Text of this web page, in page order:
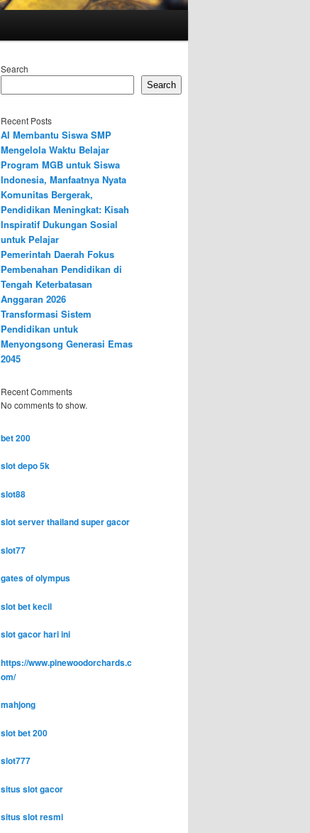
Search
Search
Recent Posts
AI Membantu Siswa SMP
Mengelola Waktu Belajar
Program MGB untuk Siswa
Indonesia, Manfaatnya Nyata
Komunitas Bergerak,
Pendidikan Meningkat: Kisah
Inspiratif Dukungan Sosial
untuk Pelajar
Pemerintah Daerah Fokus
Pembenahan Pendidikan di
Tengah Keterbatasan
Anggaran 2026
Transformasi Sistem
Pendidikan untuk
Menyongsong Generasi Emas
2045
Recent Comments
No comments to show.
bet 200
slot depo 5k
slot88
slot server thailand super gacor
slot77
gates of olympus
slot bet kecil
slot gacor hari ini
https://www.pinewoodorchards.c
om/
mahjong
slot bet 200
slot777
situs slot gacor
situs slot resmi